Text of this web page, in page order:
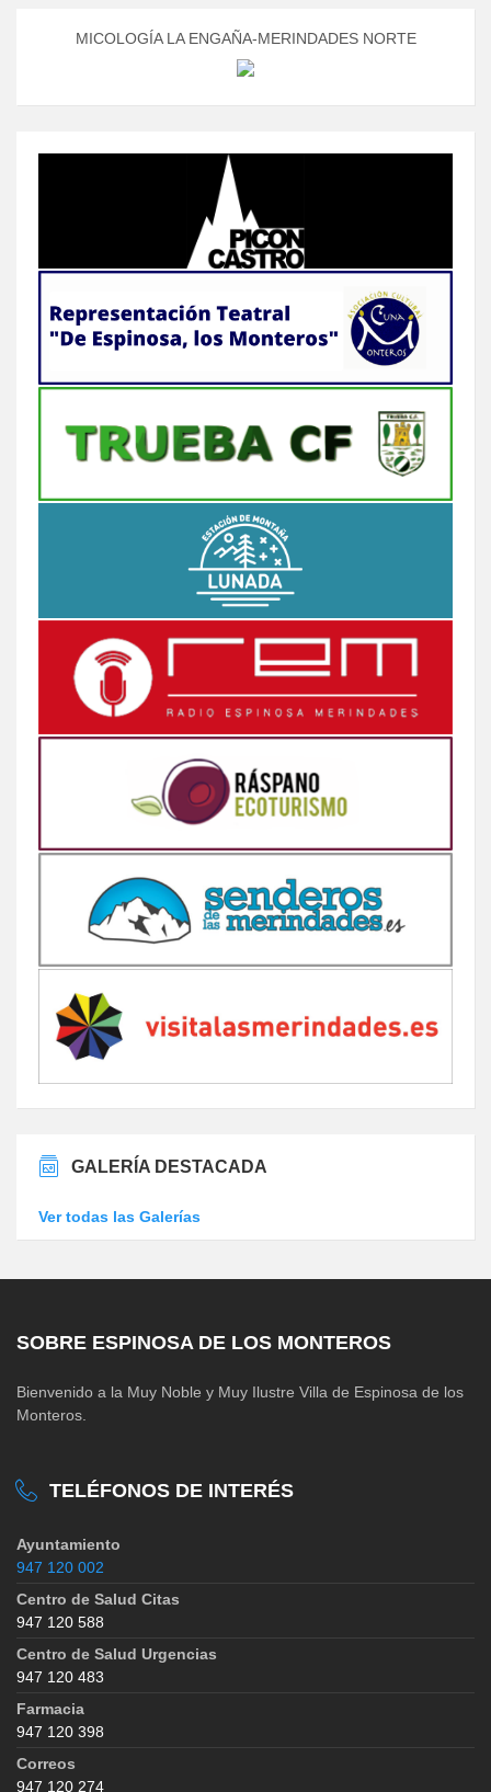
MICOLOGÍA LA ENGAÑA-MERINDADES NORTE
GALERÍA DESTACADA
Ver todas las Galerías
SOBRE ESPINOSA DE LOS MONTEROS
Bienvenido a la Muy Noble y Muy Ilustre Villa de Espinosa de los
Monteros.
TELÉFONOS DE INTERÉS
Ayuntamiento
947 120 002
Centro de Salud Citas
947 120 588
Centro de Salud Urgencias
947 120 483
Farmacia
947 120 398
Correos
947 120 274